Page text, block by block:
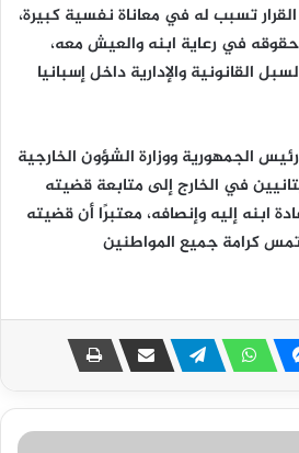
تسبب له في معاناة نفسية كبيرة،
في رعاية ابنه والعيش معه،
القانونية والإدارية داخل إسبانيا
الجمهورية ووزارة الشؤون الخارجية
في الخارج إلى متابعة قضيته
ابنه إليه وإنصافه، معتبرًا أن قضيته
كرامة جميع المواطنين